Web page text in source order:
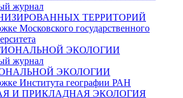
журнал
ТЕРРИТОРИЙ
Московского государственного
журнал
ЭКОЛОГИИ
Института географии РАН